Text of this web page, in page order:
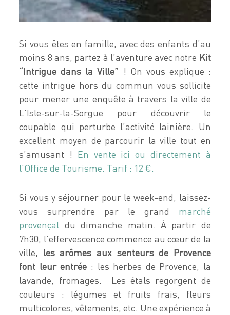
Si vous êtes en famille, avec des enfants d’au
moins 8 ans, partez à l’aventure avec notre Kit
“Intrigue dans la Ville” ! On vous explique :
cette intrigue hors du commun vous sollicite
pour mener une enquête à travers la ville de
L’Isle-sur-la-Sorgue pour découvrir le
coupable qui perturbe l’activité lainière. Un
excellent moyen de parcourir la ville tout en
s’amusant ! En vente ici ou directement à
l'Office de Tourisme. Tarif : 12 €.
Si vous y séjourner pour le week-end, laissez-
vous surprendre par le grand marché
provençal du dimanche matin. À partir de
7h30, l’effervescence commence au cœur de la
ville, les arômes aux senteurs de Provence
font leur entrée : les herbes de Provence, la
lavande, fromages. Les étals regorgent de
couleurs : légumes et fruits frais, fleurs
multicolores, vêtements, etc. Une expérience à